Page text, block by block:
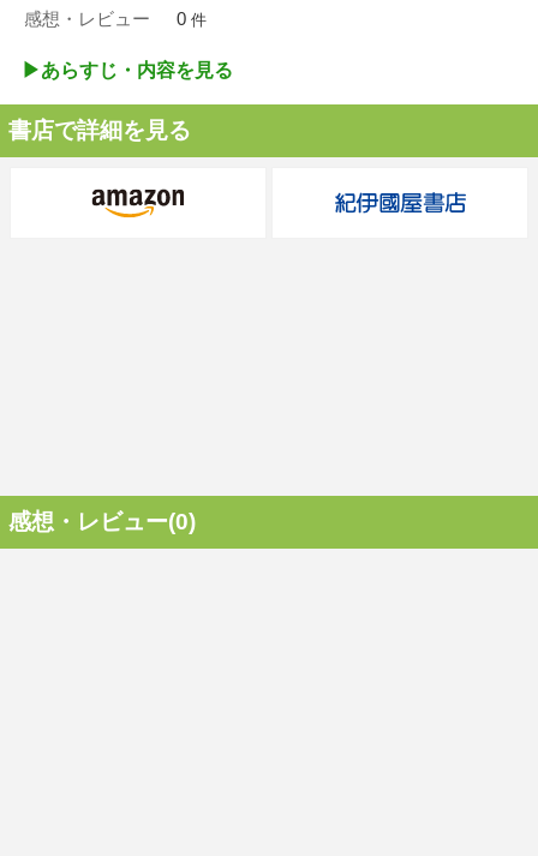
感想・レビュー 0 件
▶︎あらすじ・内容を見る
書店で詳細を見る
感想・レビュー(0)